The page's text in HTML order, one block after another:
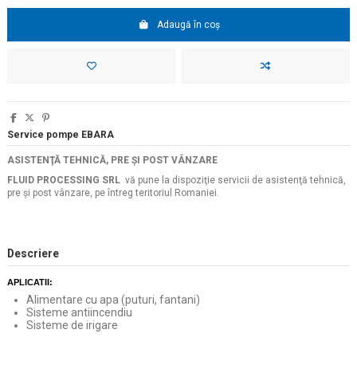
Adaugă în coș
Service pompe EBARA
ASISTENŢĂ TEHNICĂ, PRE ŞI POST VÂNZARE
FLUID PROCESSING SRL vă pune la dispoziţie servicii de asistenţă tehnică,
pre şi post vânzare, pe întreg teritoriul Romaniei.
Descriere
APLICATII:
Alimentare cu apa (puturi, fantani)
Sisteme antiincendiu
Sisteme de irigare